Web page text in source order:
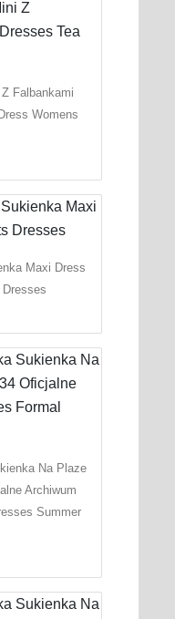
Falbankami
Womens
Maxi Dress
Na Plaze
Archiwum
Summer